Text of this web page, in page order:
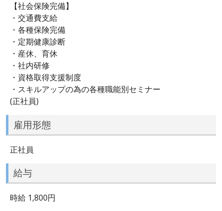
【社会保険完備】
・交通費支給
・各種保険完備
・定期健康診断
・産休、育休
・社内研修
・資格取得支援制度
・スキルアップの為の各種職能別セミナー
(正社員)
雇用形態
正社員
給与
時給 1,800円